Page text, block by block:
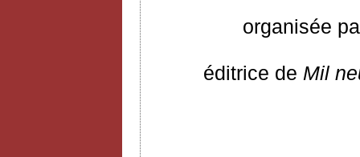
organisée
éditrice de Mil